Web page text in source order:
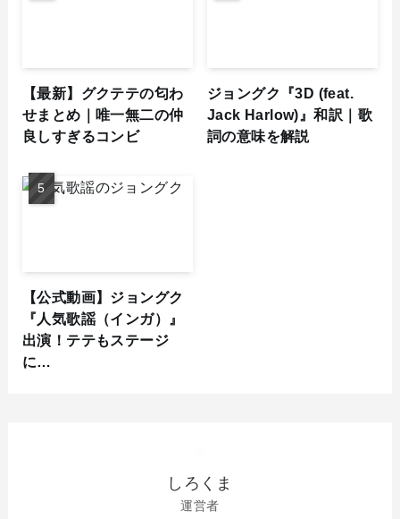
【最新】グクテテの匂わ
せまとめ｜唯一無二の仲
良しすぎるコンビ
ジョングク『3D (feat.
Jack Harlow)』和訳｜歌
詞の意味を解説
【公式動画】ジョングク
『人気歌謡（インガ）』
出演！テテもステージ
に…
しろくま
運営者